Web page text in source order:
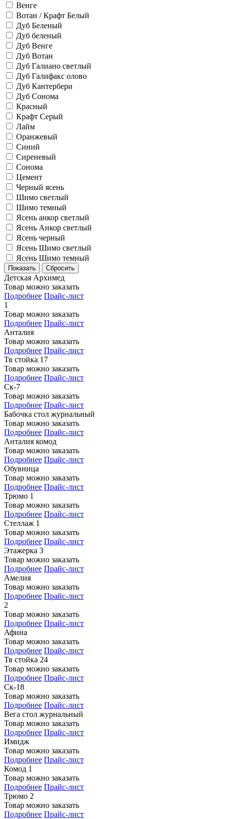
Венге
Вотан / Крафт Белый
Дуб Беленый
Дуб беленый
Дуб Венге
Дуб Вотан
Дуб Галиано светлый
Дуб Галифакс олово
Дуб Кантербери
Дуб Сонома
Красный
Крафт Серый
Лайм
Оранжевый
Синий
Сиреневый
Сонома
Цемент
Черный ясень
Шимо светлый
Шимо темный
Ясень анкор светлый
Ясень Анкор светлый
Ясень черный
Ясень Шимо светлый
Ясень Шимо темный
Детская Архимед
Товар можно заказать
Подробнее Прайс-лист
1
Товар можно заказать
Подробнее Прайс-лист
Анталия
Товар можно заказать
Подробнее Прайс-лист
Тв стойка 17
Товар можно заказать
Подробнее Прайс-лист
Ск-7
Товар можно заказать
Подробнее Прайс-лист
Бабочка стол журнальный
Товар можно заказать
Подробнее Прайс-лист
Анталия комод
Товар можно заказать
Подробнее Прайс-лист
Обувница
Товар можно заказать
Подробнее Прайс-лист
Трюмо 1
Товар можно заказать
Подробнее Прайс-лист
Стеллаж 1
Товар можно заказать
Подробнее Прайс-лист
Этажерка 3
Товар можно заказать
Подробнее Прайс-лист
Амелия
Товар можно заказать
Подробнее Прайс-лист
2
Товар можно заказать
Подробнее Прайс-лист
Афина
Товар можно заказать
Подробнее Прайс-лист
Тв стойка 24
Товар можно заказать
Подробнее Прайс-лист
Ск-18
Товар можно заказать
Подробнее Прайс-лист
Вега стол журнальный
Товар можно заказать
Подробнее Прайс-лист
Имидж
Товар можно заказать
Подробнее Прайс-лист
Комод 1
Товар можно заказать
Подробнее Прайс-лист
Трюмо 2
Товар можно заказать
Подробнее Прайс-лист